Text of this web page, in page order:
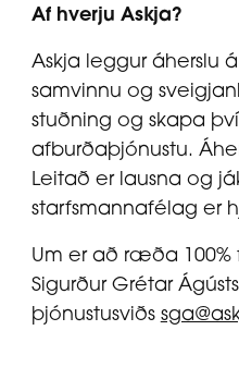
Af hverju Askja?
Askja leggur áherslu
samvinnu og
stuðning og skapa
afburðaþjónustu.
Leitað er lausna og
starfsmannafélag er
Um er að ræða 100%
Sigurður Grétar
þjónustusviðs